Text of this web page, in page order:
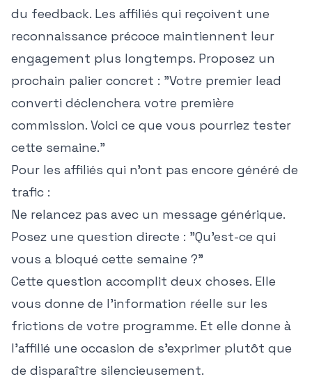
du feedback. Les affiliés qui reçoivent une
reconnaissance précoce maintiennent leur
engagement plus longtemps. Proposez un
prochain palier concret : "Votre premier lead
converti déclenchera votre première
commission. Voici ce que vous pourriez tester
cette semaine."
Pour les affiliés qui n'ont pas encore généré de
trafic :
Ne relancez pas avec un message générique.
Posez une question directe : "Qu'est-ce qui
vous a bloqué cette semaine ?"
Cette question accomplit deux choses. Elle
vous donne de l'information réelle sur les
frictions de votre programme. Et elle donne à
l'affilié une occasion de s'exprimer plutôt que
de disparaître silencieusement.